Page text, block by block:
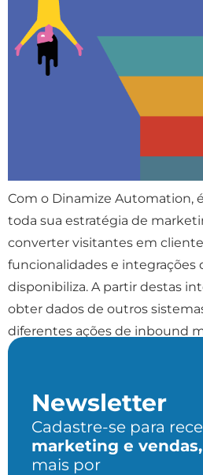
Com o Dinamize Automation,
toda sua estratégia de
converter visitantes em
funcionalidades e integrações
disponibiliza. A partir destas
obter dados de outros
diferentes ações de inbound
você poderá acompanhar o
Newsletter
Cadastre-se para
marketing e
mais por